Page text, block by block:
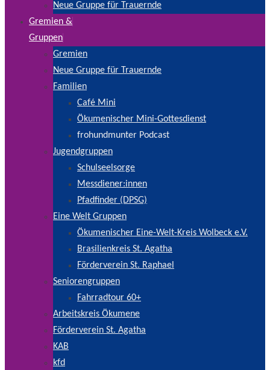
Neue Gruppe für Trauernde
Gremien &
Gruppen
Gremien
Neue Gruppe für Trauernde
Familien
Café Mini
Ökumenischer Mini-Gottesdienst
frohundmunter Podcast
Jugendgruppen
Schulseelsorge
Messdiener:innen
Pfadfinder (DPSG)
Eine Welt Gruppen
Ökumenischer Eine-Welt-Kreis Wolbeck e.V.
Brasilienkreis St. Agatha
Förderverein St. Raphael
Seniorengruppen
Fahrradtour 60+
Arbeitskreis Ökumene
Förderverein St. Agatha
KAB
kfd